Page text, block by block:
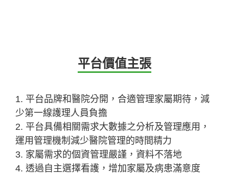
平台價值主張
1. 平台品牌和醫院分開，合適管理家屬期待，減
少第一線護理人員負擔
2. 平台具備相關需求大數據之分析及管理應用，
運用管理機制減少醫院管理的時間精力
3. 家屬需求的個資管理嚴謹，資料不落地
4. 透過自主選擇看護，增加家屬及病患滿意度